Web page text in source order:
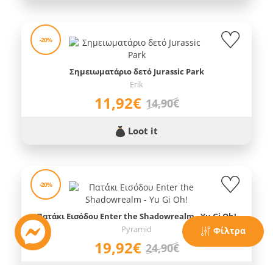
Φίλτρα
-20%
Σημειωματάριο δετό Jurassic Park
Erik
11,92€ 14,90€
Loot it
-20%
Πατάκι Εισόδου Enter the Shadowrealm - Yu Gi Oh!
Pyramid
19,92€ 24,90€